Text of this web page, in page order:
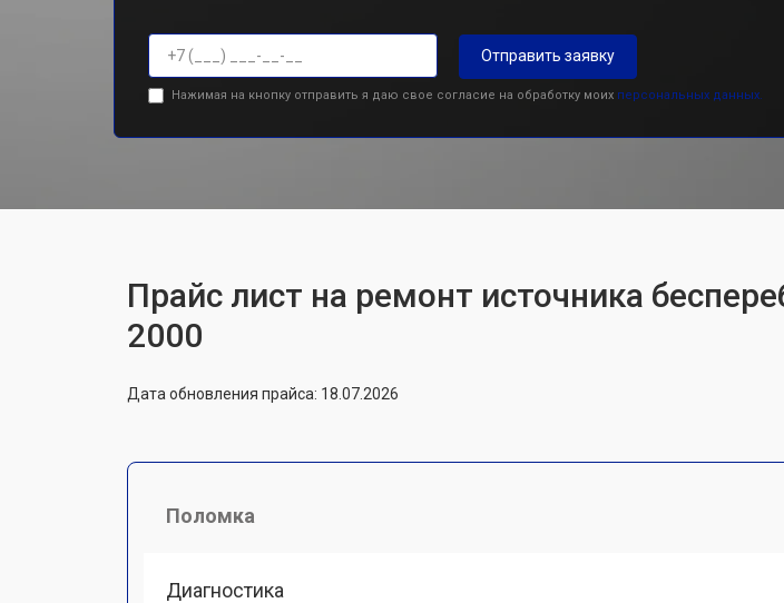
Отправить заявку
Нажимая на кнопку отправить я даю свое согласие на обработку моих персональных данных.
Прайс лист на ремонт источника
2000
Дата обновления прайса: 18.07.2026
Поломка
Диагностика